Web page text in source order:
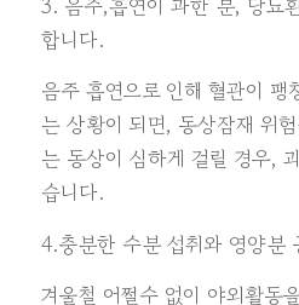
합니다.
음주 흡연으로 인해 혈관이 팽
는 상황이 되면, 동상잠재 위
는 동상이 심하게 걸릴 경우,
습니다.
4.충분한 수분 섭취와 영양분
겨울철 어쩔수 없이 야외활동